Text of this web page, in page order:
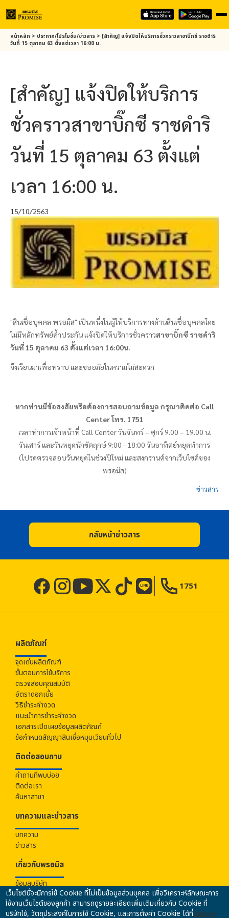
Skipหน้าหลัก > ประกาศ/โปรโมชั่น/ข่าวสาร > [สำคัญ] แจ้งปิดให้บริการชั่วคราวสาขาบิ๊กซี ราชดำริ
วันที่ 15 ตุลาคม 63 ตั้งแต่เวลา 16:00 น.
[สำคัญ] แจ้งปิดให้บริการ
ชั่วคราวสาขาบิ๊กซี ราชดำริ
วันที่ 15 ตุลาคม 63 ตั้งแต่
เวลา 16:00 น.
15/10/2563
"สินเชื่อบุคคล พรอมิส" เป็นหนึ่งในผู้ให้บริการทางด้านสินเชื่อบุคคลโดย
ไม่มีหลักทรัพย์ค้ำประกัน แจ้งปิดให้บริการชั่วคราวสาขาบิ๊กซี ราชดำริ
วันที่ 15 ตุลาคม 63 ตั้งแต่เวลา 16:00น.
จึงเรียนมาเพื่อทราบ และขออภัยในความไม่สะดวก
หากท่านมีข้อสงสัยหรือต้องการสอบถามข้อมูล กรุณาติดต่อ Call
Centerโทร. 1751
เวลาทำการเจ้าหน้าที่ Call Centerวันจันทร์– ศุกร์ 9.00 – 19.00 น.
วันเสาร์ และวันหยุดนักขัตฤกษ์ 9:00 - 18:00 วันอาทิตย์หยุดทำการ
(โปรดตรวจสอบวันหยุดในช่วงปีใหม่ และสงกรานต์จากเว็บไซต์ของ
พรอมิส)
ข่าวสาร
กลับหน้าข่าวสาร
1751
ผลิตภัณฑ์
จุดเด่นผลิตภัณฑ์
ขั้นตอนการใช้บริการ
ตรวจสอบคุณสมบัติ
อัตราดอกเบี้ย
วิธีชำระค่างวด
แนะนำการชำระค่างวด
เอกสารเปิดเผยข้อมูลผลิตภัณฑ์
ข้อกำหนดสัญญาสินเชื่อหมุนเวียนทั่วไป
ติดต่อสอบถาม
คำถามที่พบบ่อย
ติดต่อเรา
ค้นหาสาขา
บทความและข่าวสาร
บทความ
ข่าวสาร
เกี่ยวกับพรอมิส
ข้อมูลบริษัท
ร่วมงานกับเรา
นโยบายคุ้มครองข้อมูลส่วนบุคคล
นโยบายความปลอดภัยของข้อมูล
เว็บไซต์นี้จะมีการใช้ Cookie ที่ไม่เป็นข้อมูลส่วนบุคคล เพื่อวิเคราะห์ลักษณะการ
ใช้งานเว็บไซต์ของลูกค้า สามารถดูรายละเอียดเพิ่มเติมเกี่ยวกับ Cookie ที่
บริษัทใช้, วัตถุประสงค์ในการใช้ Cookie, และการตั้งค่า Cookie ได้ที่นโยบาย